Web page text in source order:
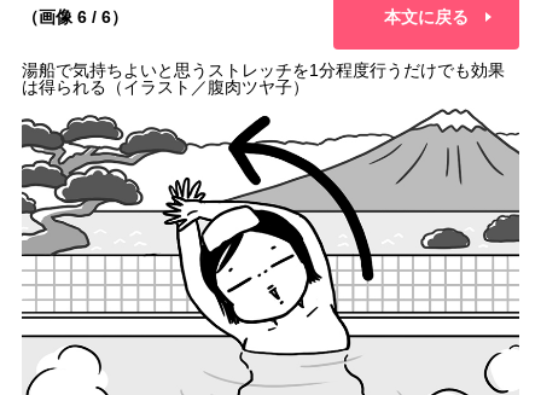
（画像 6 / 6） 本文に戻る
湯船で気持ちよいと思うストレッチを1分程度行うだけでも効果
は得られる（イラスト／腹肉ツヤ子）